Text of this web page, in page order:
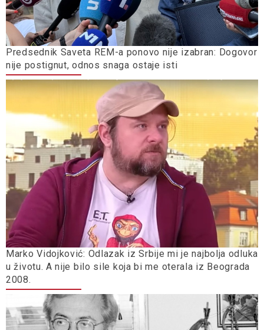
Predsednik Saveta REM-a ponovo nije izabran: Dogovor
nije postignut, odnos snaga ostaje isti
Marko Vidojković: Odlazak iz Srbije mi je najbolja odluka
u životu. A nije bilo sile koja bi me oterala iz Beograda
2008.